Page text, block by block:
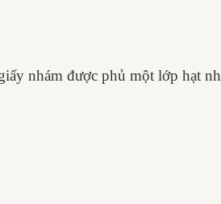
nhám được phủ một lớp hạt